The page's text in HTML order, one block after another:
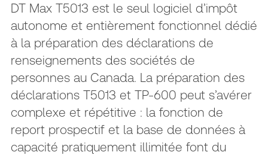
DT Max T5013 est le seul logiciel d’impôt
autonome et entièrement fonctionnel dédié
à la préparation des déclarations de
renseignements des sociétés de
personnes au Canada. La préparation des
déclarations T5013 et TP-600 peut s’avérer
complexe et répétitive : la fonction de
report prospectif et la base de données à
capacité pratiquement illimitée font du